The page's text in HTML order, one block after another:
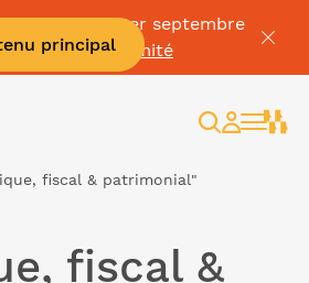
principal
c'est le 1er septembre
vous en conformité
Rechercher
Espace
fiscal & patrimonial"
fiscal &